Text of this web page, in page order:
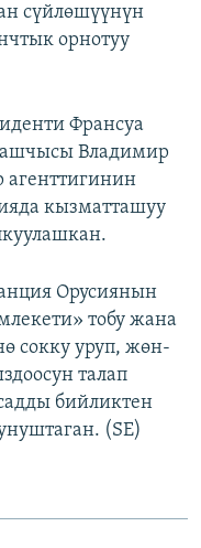
сүйлөшүүнүн
орнотуу
Франсуа
Владимир
агенттигинин
кызматташуу
Орусиянын
тобу жана
сокку уруп, жөн-
талап
бийликтен
(SE)